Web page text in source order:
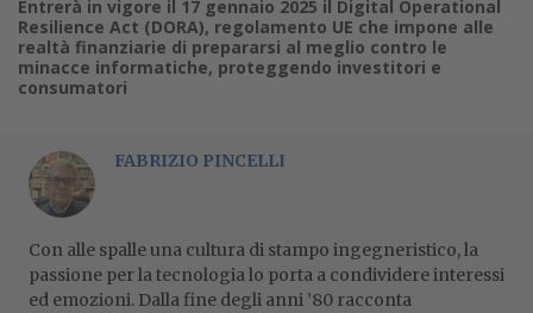
Entrerà in vigore il 17 gennaio 2025 il Digital Operational
Resilience Act (DORA), regolamento UE che impone alle
realtà finanziarie di prepararsi al meglio contro le
minacce informatiche, proteggendo investitori e
consumatori
FABRIZIO PINCELLI
Con alle spalle una cultura di stampo ingegneristico, la
passione per la tecnologia lo porta a condividere interessi
ed emozioni. Dalla fine degli anni ’80 racconta